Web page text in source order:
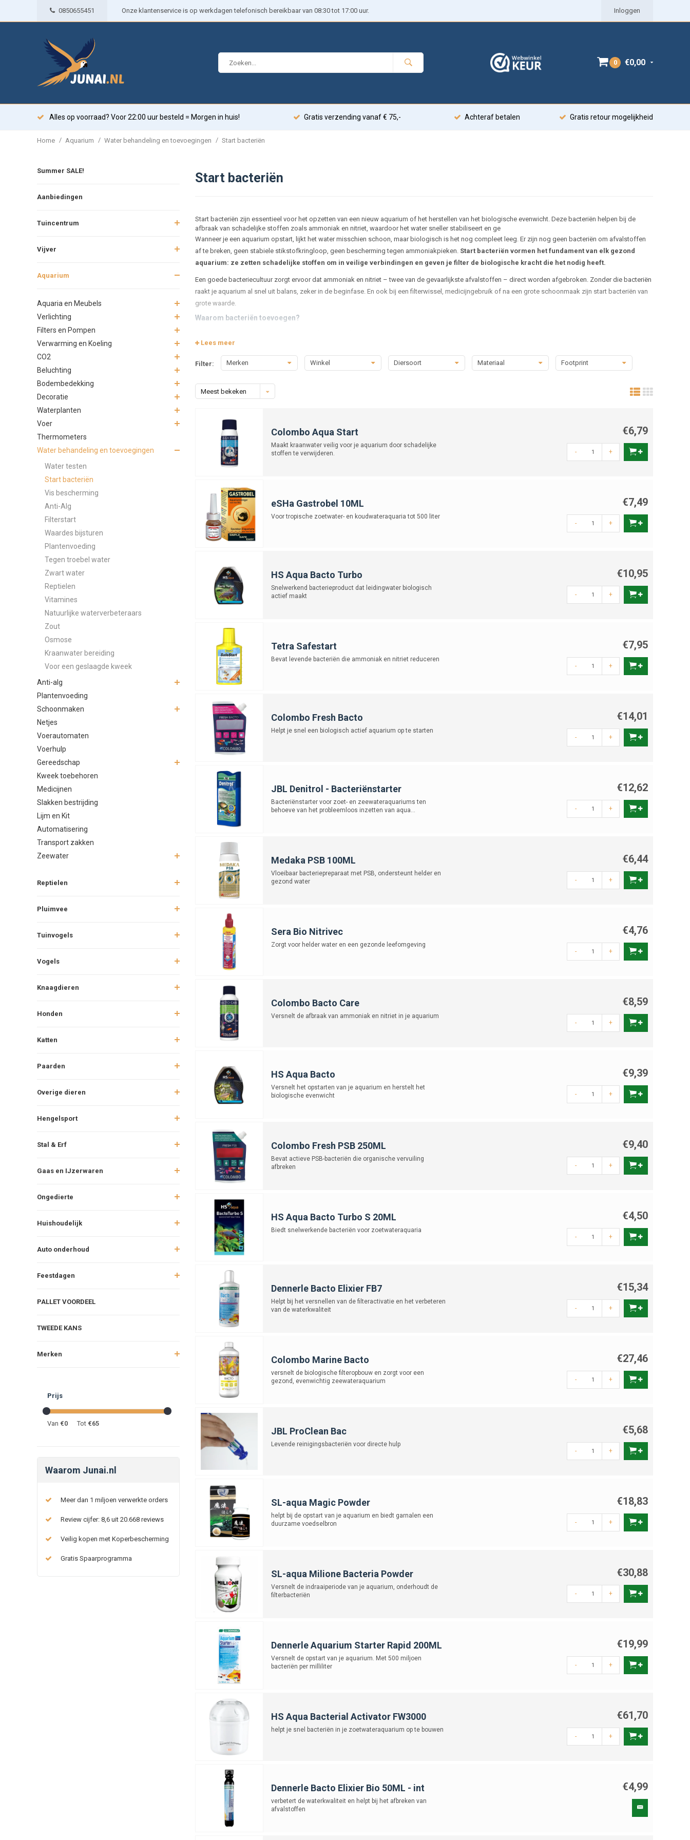
0850655451 Onze klantenservice is op werkdagen telefonisch bereikbaar van 08:30 tot 17:00 uur. Inloggen
0 €0,00
Alles op voorraad? Voor 22:00 uur besteld = Morgen in huis! Gratis verzending vanaf € 75,- Achteraf betalen Gratis retour mogelijkheid
Home / Aquarium / Water behandeling en toevoegingen / Start bacteriën
Summer SALE!
Aanbiedingen
Tuincentrum
Vijver
Aquarium
Aquaria en Meubels
Verlichting
Filters en Pompen
Verwarming en Koeling
CO2
Beluchting
Bodembedekking
Decoratie
Waterplanten
Voer
Thermometers
Water behandeling en toevoegingen
Water testen
Start bacteriën
Vis bescherming
Anti-Alg
Filterstart
Waardes bijsturen
Plantenvoeding
Tegen troebel water
Zwart water
Reptielen
Vitamines
Natuurlijke waterverbeteraars
Zout
Osmose
Kraanwater bereiding
Voor een geslaagde kweek
Anti-alg
Plantenvoeding
Schoonmaken
Netjes
Voerautomaten
Voerhulp
Gereedschap
Kweek toebehoren
Medicijnen
Slakken bestrijding
Lijm en Kit
Automatisering
Transport zakken
Zeewater
Reptielen
Pluimvee
Tuinvogels
Vogels
Knaagdieren
Honden
Katten
Paarden
Overige dieren
Hengelsport
Stal & Erf
Gaas en IJzerwaren
Ongedierte
Huishoudelijk
Auto onderhoud
Feestdagen
PALLET VOORDEEL
TWEEDE KANS
Merken
Prijs
Van €0 Tot €65
Waarom Junai.nl
Meer dan 1 miljoen verwerkte orders
Review cijfer: 8,6 uit 20.668 reviews
Veilig kopen met Koperbescherming
Gratis Spaarprogramma
Start bacteriën
Start bacteriën zijn essentieel voor het opzetten van een nieuw aquarium of het herstellen van het biologische evenwicht. Deze bacteriën helpen bij de
afbraak van schadelijke stoffen zoals ammoniak en nitriet, waardoor het water sneller stabiliseert en ge
Wanneer je een aquarium opstart, lijkt het water misschien schoon, maar biologisch is het nog compleet leeg. Er zijn nog geen bacteriën om afvalstoffen
af te breken, geen stabiele stikstofkringloop, geen bescherming tegen ammoniakpieken. Start bacteriën vormen het fundament van elk gezond
aquarium: ze zetten schadelijke stoffen om in veilige verbindingen en geven je filter de biologische kracht die het nodig heeft.
Een goede bacteriecultuur zorgt ervoor dat ammoniak en nitriet – twee van de gevaarlijkste afvalstoffen – direct worden afgebroken. Zonder die bacteriën
raakt je aquarium al snel uit balans, zeker in de beginfase. En ook bij een filterwissel, medicijngebruik of na een grote schoonmaak zijn start bacteriën van
grote waarde.
Waarom bacteriën toevoegen?
geconcentreerde bacteriepreparaten toe te voegen, geef je je bak direct een biologische impuls. De bacteriën nestelen zich in je filtermateriaal, substraat
en decoratie, waar ze beginnen met de afbraak van afvalstoffen.
Deze producten zijn vooral cruciaal tijdens:
De opstart van een nieuw aquarium
Na medicijngebruik of een ammoniakpiek
Bij het verhogen van de visbezetting
Hoe gebruik je start bacteriën?
De meeste producten worden direct in het water of filtermateriaal gedoseerd. Sommige zijn vloeibaar, andere zitten in capsules of gelvorm. Let altijd op de
Het effect van start bacteriën zie je niet direct met het blote oog, maar wordt wel merkbaar: minder schommelingen, minder stress bij je vissen, en vaak een
snellere helderheid van het water.
Bij Junai.nl vind je start bacteriën voor elk type aquarium – van tropisch tot koudwater, van klein nano-aquarium tot grote kweekinstallaties. Een kleine
Lees meer
Filter: Merken Winkel Diersoort Materiaal Footprint
Meest bekeken
Colombo Aqua Start
Maakt kraanwater veilig voor je aquarium door schadelijke
stoffen te verwijderen.
€6,79
- +
eSHa Gastrobel 10ML
Voor tropische zoetwater- en koudwateraquaria tot 500 liter
€7,49
- +
HS Aqua Bacto Turbo
Snelwerkend bacterieproduct dat leidingwater biologisch
actief maakt
€10,95
- +
Tetra Safestart
Bevat levende bacteriën die ammoniak en nitriet reduceren
€7,95
- +
Colombo Fresh Bacto
Helpt je snel een biologisch actief aquarium op te starten
€14,01
- +
JBL Denitrol - Bacteriënstarter
Bacteriënstarter voor zoet- en zeewateraquariums ten
behoeve van het probleemloos inzetten van aqua...
€12,62
- +
Medaka PSB 100ML
Vloeibaar bacteriepreparaat met PSB, ondersteunt helder en
gezond water
€6,44
- +
Sera Bio Nitrivec
Zorgt voor helder water en een gezonde leefomgeving
€4,76
- +
Colombo Bacto Care
Versnelt de afbraak van ammoniak en nitriet in je aquarium
€8,59
- +
HS Aqua Bacto
Versnelt het opstarten van je aquarium en herstelt het
biologische evenwicht
€9,39
- +
Colombo Fresh PSB 250ML
Bevat actieve PSB-bacteriën die organische vervuiling
afbreken
€9,40
- +
HS Aqua Bacto Turbo S 20ML
Biedt snelwerkende bacteriën voor zoetwateraquaria
€4,50
- +
Dennerle Bacto Elixier FB7
Helpt bij het versnellen van de filteractivatie en het verbeteren
van de waterkwaliteit
€15,34
- +
Colombo Marine Bacto
versnelt de biologische filteropbouw en zorgt voor een
gezond, evenwichtig zeewateraquarium
€27,46
- +
JBL ProClean Bac
Levende reinigingsbacteriën voor directe hulp
€5,68
- +
SL-aqua Magic Powder
helpt bij de opstart van je aquarium en biedt garnalen een
duurzame voedselbron
€18,83
- +
SL-aqua Milione Bacteria Powder
Versnelt de indraaiperiode van je aquarium, onderhoudt de
filterbacteriën
€30,88
- +
Dennerle Aquarium Starter Rapid 200ML
Versnelt de opstart van je aquarium. Met 500 miljoen
bacteriën per milliliter
€19,99
- +
HS Aqua Bacterial Activator FW3000
helpt je snel bacteriën in je zoetwateraquarium op te bouwen
€61,70
- +
Dennerle Bacto Elixier Bio 50ML - int
verbetert de waterkwaliteit en helpt bij het afbreken van
afvalstoffen
€4,99